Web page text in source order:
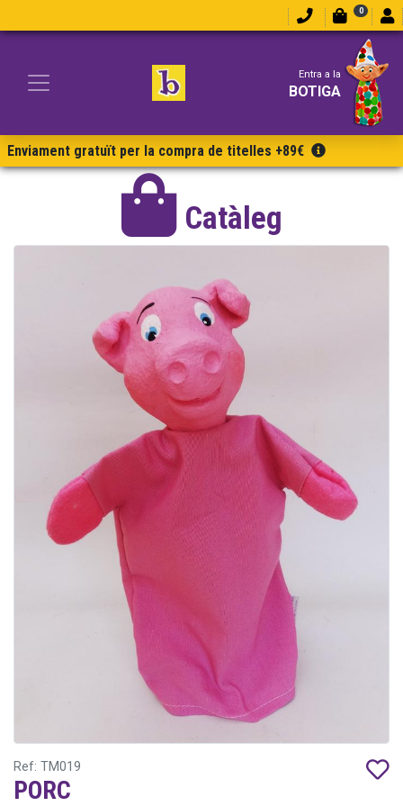
0
Entra a la
BOTIGA
Enviament gratuït per la compra de titelles +89€
Catàleg
Ref: TM019
PORC